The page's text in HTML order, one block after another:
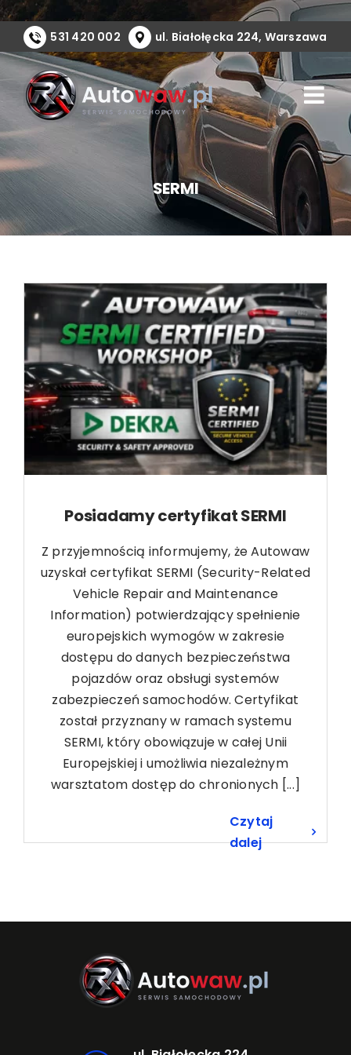
Przejdź
zawartości
531 420 002 ul. Białołęcka 224, Warszawa
SERMI
Posiadamy certyfikat SERMI
Z przyjemnością informujemy, że Autowaw
uzyskał certyfikat SERMI (Security-Related
Vehicle Repair and Maintenance
Information) potwierdzający spełnienie
europejskich wymogów w zakresie
dostępu do danych bezpieczeństwa
pojazdów oraz obsługi systemów
zabezpieczeń samochodów. Certyfikat
został przyznany w ramach systemu
SERMI, który obowiązuje w całej Unii
Europejskiej i umożliwia niezależnym
warsztatom dostęp do chronionych [...]
Czytaj
dalej